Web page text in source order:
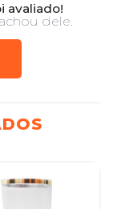
avaliado!
dele.